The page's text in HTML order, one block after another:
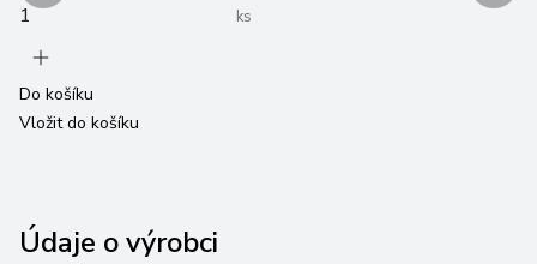
ks
Do košíku
Vložit do košíku
Údaje o výrobci